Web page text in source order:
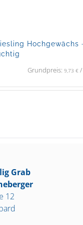
Hochgewächs ·
Grundpreis: 9,73 €/
Grab
12